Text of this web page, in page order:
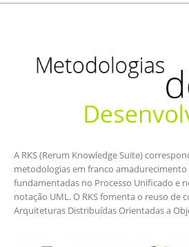
A RKS (Rerum Knowledge Suite)
metodologias em franco
fundamentadas no Processo Unificado e
notação UML. O RKS fomenta o reuso de
Arquiteturas Distribuídas Orientadas a